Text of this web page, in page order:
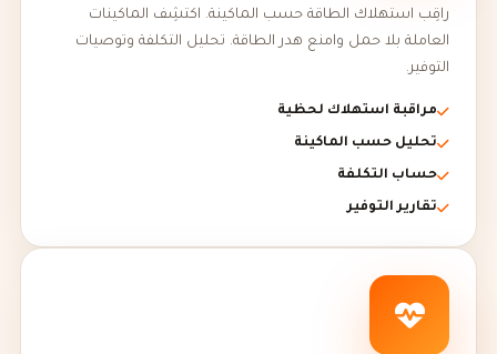
راقِب استهلاك الطاقة حسب الماكينة. اكتشِف الماكينات
العاملة بلا حمل وامنع هدر الطاقة. تحليل التكلفة وتوصيات
التوفير.
مراقبة استهلاك لحظية
تحليل حسب الماكينة
حساب التكلفة
تقارير التوفير